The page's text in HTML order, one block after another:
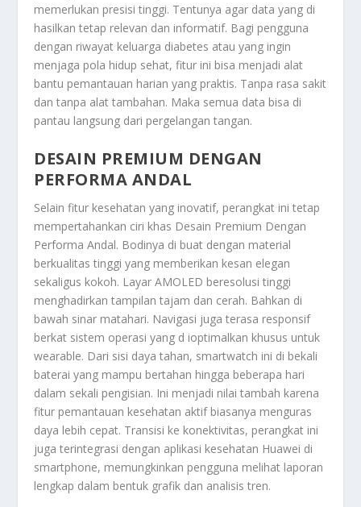
memerlukan presisi tinggi. Tentunya agar data yang di
hasilkan tetap relevan dan informatif. Bagi pengguna
dengan riwayat keluarga diabetes atau yang ingin
menjaga pola hidup sehat, fitur ini bisa menjadi alat
bantu pemantauan harian yang praktis. Tanpa rasa sakit
dan tanpa alat tambahan. Maka semua data bisa di
pantau langsung dari pergelangan tangan.
DESAIN PREMIUM DENGAN
PERFORMA ANDAL
Selain fitur kesehatan yang inovatif, perangkat ini tetap
mempertahankan ciri khas Desain Premium Dengan
Performa Andal. Bodinya di buat dengan material
berkualitas tinggi yang memberikan kesan elegan
sekaligus kokoh. Layar AMOLED beresolusi tinggi
menghadirkan tampilan tajam dan cerah. Bahkan di
bawah sinar matahari. Navigasi juga terasa responsif
berkat sistem operasi yang d ioptimalkan khusus untuk
wearable. Dari sisi daya tahan, smartwatch ini di bekali
baterai yang mampu bertahan hingga beberapa hari
dalam sekali pengisian. Ini menjadi nilai tambah karena
fitur pemantauan kesehatan aktif biasanya menguras
daya lebih cepat. Transisi ke konektivitas, perangkat ini
juga terintegrasi dengan aplikasi kesehatan Huawei di
smartphone, memungkinkan pengguna melihat laporan
lengkap dalam bentuk grafik dan analisis tren.